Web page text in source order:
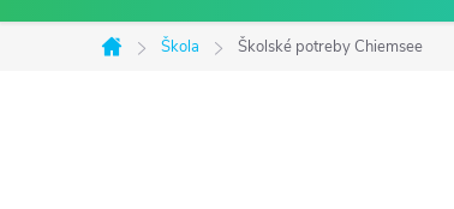
Domov
Škola Školské potreby Chiemsee